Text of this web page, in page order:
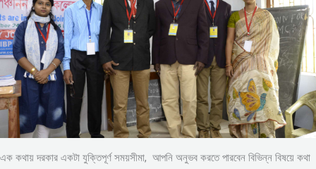
এক কথায় দরকার একটা যুক্তিপূর্ণ সময়সীমা, আপনি অনুভব করতে পারবেন বিভিন্ন বিষয়ে কথা